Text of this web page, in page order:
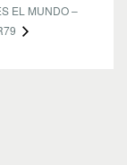
EL MUNDO –